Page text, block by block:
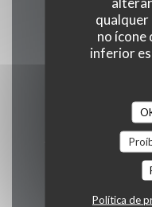
no ícone
inferior
Política de